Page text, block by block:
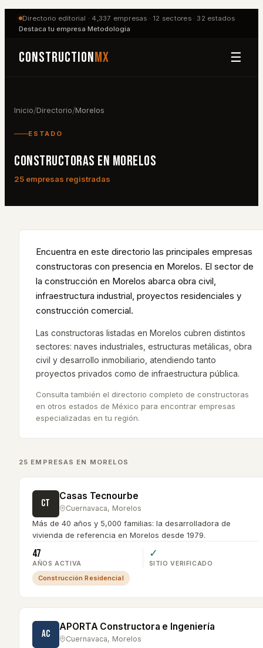
Directorio editorial · 4,337 empresas · 12 sectores · 32 estados
Destaca tu empresa·Metodología
ConstructionMX ☰
Inicio/Directorio/Morelos
ESTADO
CONSTRUCTORAS EN MORELOS
25 empresas registradas
Encuentra en este directorio las principales empresas
constructoras con presencia en Morelos. El sector de
la construcción en Morelos abarca obra civil,
infraestructura industrial, proyectos residenciales y
construcción comercial.
Las constructoras listadas en Morelos cubren distintos
sectores: naves industriales, estructuras metálicas, obra
civil y desarrollo inmobiliario, atendiendo tanto
proyectos privados como de infraestructura pública.
Consulta también el directorio completo de constructoras
en otros estados de México para encontrar empresas
especializadas en tu región.
25 EMPRESAS EN MORELOS
CT
Casas Tecnourbe
Cuernavaca, Morelos
Más de 40 años y 5,000 familias: la desarrolladora de
vivienda de referencia en Morelos desde 1979.
47
AÑOS ACTIVA
✓
SITIO VERIFICADO
Construcción Residencial
AC
APORTA Constructora e Ingeniería
Cuernavaca, Morelos